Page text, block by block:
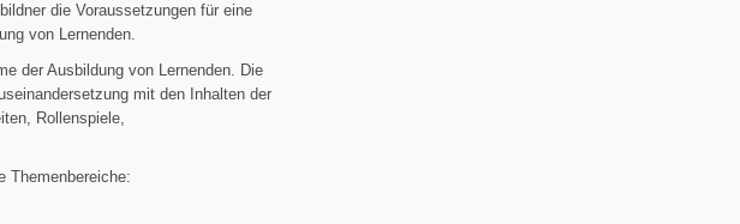
die Voraussetzungen für eine
von Lernenden.
der Ausbildung von Lernenden. Die
mit den Inhalten der
Rollenspiele,
Themenbereiche: